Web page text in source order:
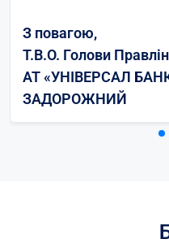
відданими
мобільного
Забезпечення
клієнтів до своїх
найвищим
рішення на базі
З повагою,
Т.В.О. Голови
АТ «УНІВЕРСАЛ
ЗАДОРОЖНИЙ